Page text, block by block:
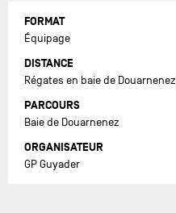
FORMAT
Équipage
DISTANCE
Régates en baie de Douarnenez
PARCOURS
Baie de Douarnenez
ORGANISATEUR
GP Guyader